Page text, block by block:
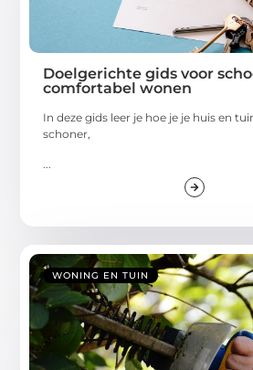
Doelgerichte gids voor
comfortabel wonen
In deze gids leer je hoe je je huis en
schoner,
WONING EN TUIN